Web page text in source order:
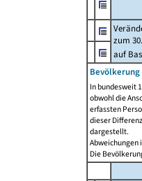
zum
auf
Bevölkerung
In bundesweit
obwohl die
erfassten
dieser
dargestellt.
Abweichungen
Die